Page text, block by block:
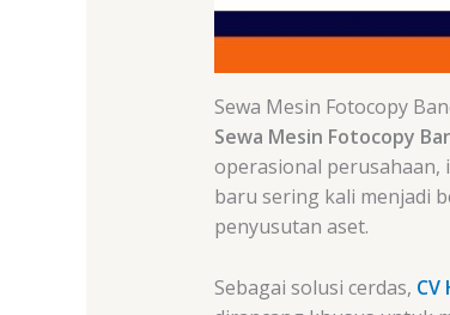
Sewa Mesin Fotocopy
Sewa Mesin Fotocopy
operasional perusahaan,
baru sering kali menjadi
penyusutan aset.
Sebagai solusi cerdas,